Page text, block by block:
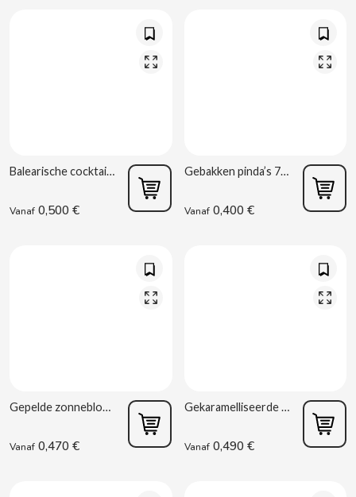
Balearische cocktailmix 75 g La Baturrica
Vanaf 0,500 €
Gebakken pinda’s 70 g La Baturrica
Vanaf 0,400 €
Gepelde zonnebloempitten gebakken 80 g La Baturrica
Vanaf 0,470 €
Gekaramelliseerde amandelen 32 g La Baturrica
Vanaf 0,490 €